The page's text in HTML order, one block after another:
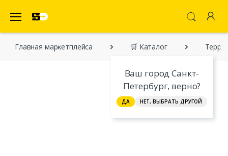
Ваш город Санкт-
Петербург, верно?
ДА НЕТ, ВЫБРАТЬ ДРУГОЙ
Главная марĸетплейса 🛒 Каталог